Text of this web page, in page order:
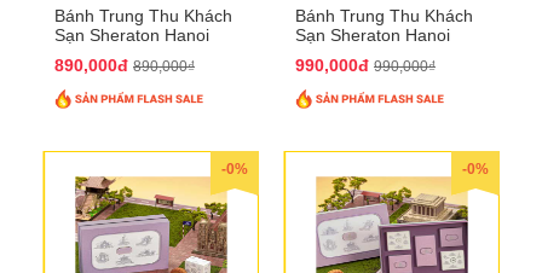
Bánh Trung Thu Khách
Sạn Sheraton Hanoi
890,000đ 890,000₫
Bánh Trung Thu Khách
Sạn Sheraton Hanoi
990,000đ 990,000₫
-0% -0%